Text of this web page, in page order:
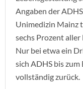
Angaben der
Unimedizin Mainz
sechs Prozent
Nur bei etwa ein
sich ADHS bis
vollständig zurück.